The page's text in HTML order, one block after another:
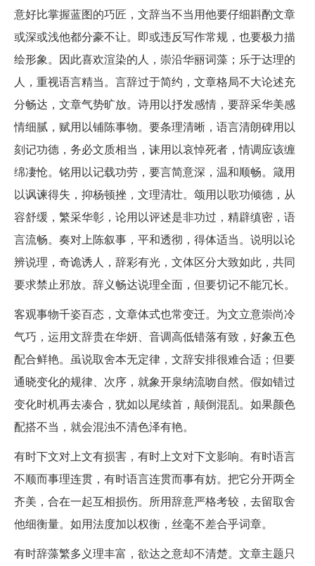
意好比掌握蓝图的巧匠，文辞当不当用他要仔细斟酌文章
或深或浅他都分豪不让。即或违反写作常规，也要极力描
绘形象。因此喜欢渲染的人，崇沿华丽词藻；乐于达理的
人，重视语言精当。言辞过于简约，文章格局不大论述充
分畅达，文章气势旷放。诗用以抒发感情，要辞采华美感
情细腻，赋用以铺陈事物。要条理清晰，语言清朗碑用以
刻记功德，务必文质相当，诔用以哀悼死者，情调应该缠
绵凄怆。铭用以记载功劳，要言简意深，温和顺畅。箴用
以讽谏得失，抑杨顿挫，文理清壮。颂用以歌功倾德，从
容舒缓，繁采华彰，论用以评述是非功过，精辟缜密，语
言流畅。奏对上陈叙事，平和透彻，得体适当。说明以论
辨说理，奇诡诱人，辞彩有光，文体区分大致如此，共同
要求禁止邪放。辞义畅达说理全面，但要切记不能冗长。
客观事物千姿百态，文章体式也常变迁。为文立意崇尚冷
气巧，运用文辞贵在华妍、音调高低错落有致，好象五色
配合鲜艳。虽说取舍本无定律，文辞安排很难合适；但要
通晓变化的规律、次序，就象开泉纳流吻自然。假如错过
变化时机再去凑合，犹如以尾续首，颠倒混乱。如果颜色
配搭不当，就会混浊不清色泽有艳。
有时下文对上文有损害，有时上文对下文影响。有时语言
不顺而事理连贯，有时语言连贯而事有妨。把它分开两全
齐美，合在一起互相损伤。所用辞意严格考较，去留取舍
他细衡量。如用法度加以权衡，丝毫不差合乎词章。
有时辞藻繁多义理丰富，欲达之意却不清楚。文章主题只